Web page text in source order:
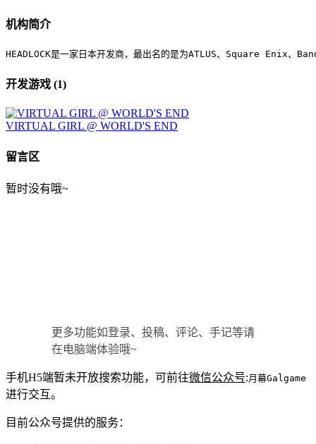
机构简介
HEADLOCK是一家日本开发商，最出名的是为ATLUS、Square Enix
开发游戏 (1)
VIRTUAL GIRL @ WORLD'S END
留言区
暂时没有哦~
更多功能如登录、投稿、评论、手记等请
在电脑端体验哦~
手机H5端暂未开放搜索功能，可前往微信公众号:月幕Galgame
进行交互。
目前公众号提供的服务：